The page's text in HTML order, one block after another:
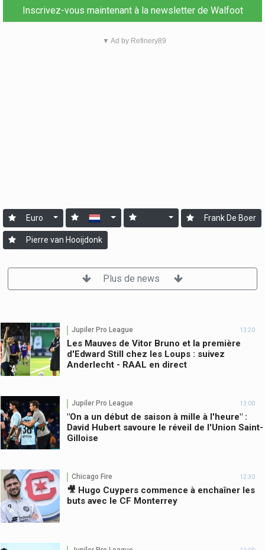
Inscrivez-vous maintenant à la newsletter de Walfoot
▼ Ad by Refinery89
Euro Frank De Boer
Pierre van Hooijdonk
Plus de news
Jupiler Pro League 13:20
Les Mauves de Vitor Bruno et la première
d'Edward Still chez les Loups : suivez
Anderlecht - RAAL en direct
Jupiler Pro League 13:00
"On a un début de saison à mille à l'heure" :
David Hubert savoure le réveil de l'Union Saint-
Gilloise
Chicago Fire 12:30
🎥 Hugo Cuypers commence à enchaîner les
buts avec le CF Monterrey